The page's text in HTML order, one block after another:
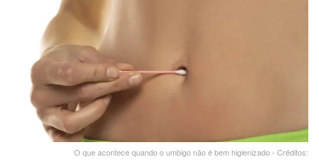
O que acontece quando o umbigo não é bem higienizado - Créditos: